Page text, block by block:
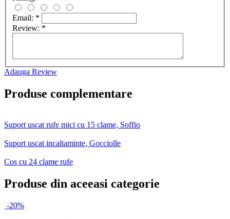
Email: *
Review: *
Adauga Review
Produse complementare
Suport uscat rufe mici cu 15 clame, Soffio
Suport uscat incaltaminte, Gocciolle
Cos cu 24 clame rufe
Produse din aceeasi categorie
-20%